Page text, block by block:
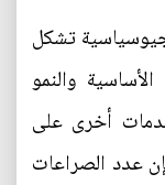
تشكل
والنمو
أخرى على
عدد الصراعات